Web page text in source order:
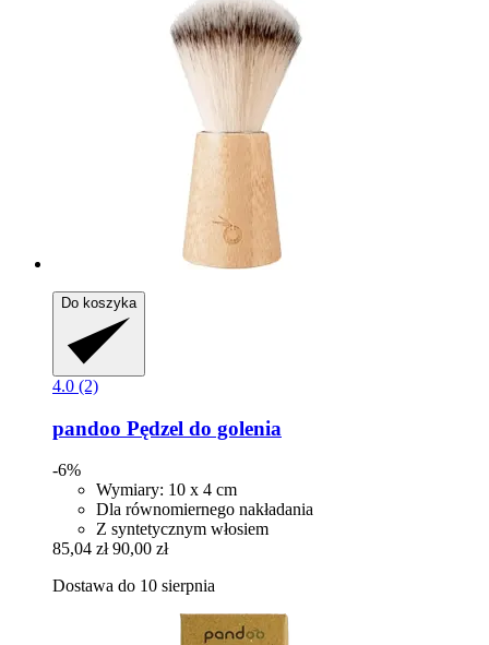
Do koszyka
4.0 (2)
pandoo Pędzel do golenia
-6%
Wymiary: 10 x 4 cm
Dla równomiernego nakładania
Z syntetycznym włosiem
85,04 zł 90,00 zł
Dostawa do 10 sierpnia